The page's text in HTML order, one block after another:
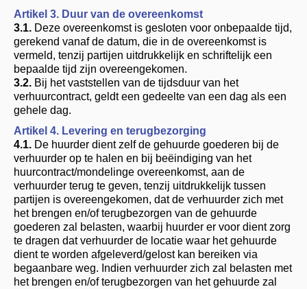
Artikel 3. Duur van de overeenkomst
3.1. Deze overeenkomst is gesloten voor onbepaalde tijd,
gerekend vanaf de datum, die in de overeenkomst is
vermeld, tenzij partijen uitdrukkelijk en schriftelijk een
bepaalde tijd zijn overeengekomen.
3.2. Bij het vaststellen van de tijdsduur van het
verhuurcontract, geldt een gedeelte van een dag als een
gehele dag.
Artikel 4. Levering en terugbezorging
4.1. De huurder dient zelf de gehuurde goederen bij de
verhuurder op te halen en bij beëindiging van het
huurcontract/mondelinge overeenkomst, aan de
verhuurder terug te geven, tenzij uitdrukkelijk tussen
partijen is overeengekomen, dat de verhuurder zich met
het brengen en/of terugbezorgen van de gehuurde
goederen zal belasten, waarbij huurder er voor dient zorg
te dragen dat verhuurder de locatie waar het gehuurde
dient te worden afgeleverd/gelost kan bereiken via
begaanbare weg. Indien verhuurder zich zal belasten met
het brengen en/of terugbezorgen van het gehuurde zal